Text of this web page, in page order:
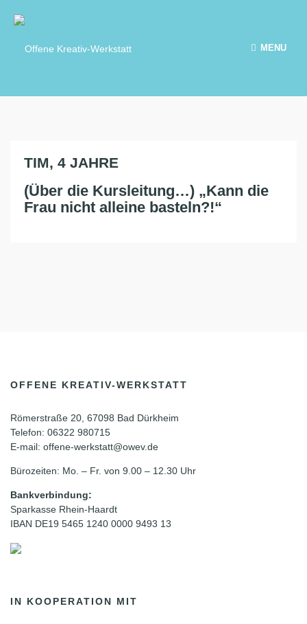
MENU
TIM, 4 JAHRE
(Über die Kursleitung…) „Kann die
Frau nicht alleine basteln?!“
OFFENE KREATIV-WERKSTATT
Römerstraße 20, 67098 Bad Dürkheim
Telefon: 06322 980715
E-mail: offene-werkstatt@owev.de
Bürozeiten: Mo. – Fr. von 9.00 – 12.30 Uhr
Bankverbindung:
Sparkasse Rhein-Haardt
IBAN DE19 5465 1240 0000 9493 13
IN KOOPERATION MIT